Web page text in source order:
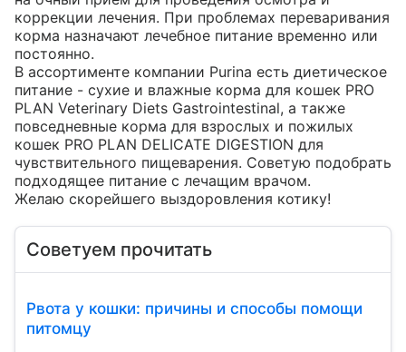
коррекции лечения. При проблемах переваривания
корма назначают лечебное питание временно или
постоянно.
В ассортименте компании Purina есть диетическое
питание - сухие и влажные корма для кошек PRO
PLAN Veterinary Diets Gastrointestinal, а также
повседневные корма для взрослых и пожилых
кошек PRO PLAN DELICATE DIGESTION для
чувствительного пищеварения. Советую подобрать
подходящее питание с лечащим врачом.
Желаю скорейшего выздоровления котику!
Советуем прочитать
Рвота у кошки: причины и способы помощи
питомцу